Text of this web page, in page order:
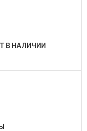
В НАЛИЧИИ